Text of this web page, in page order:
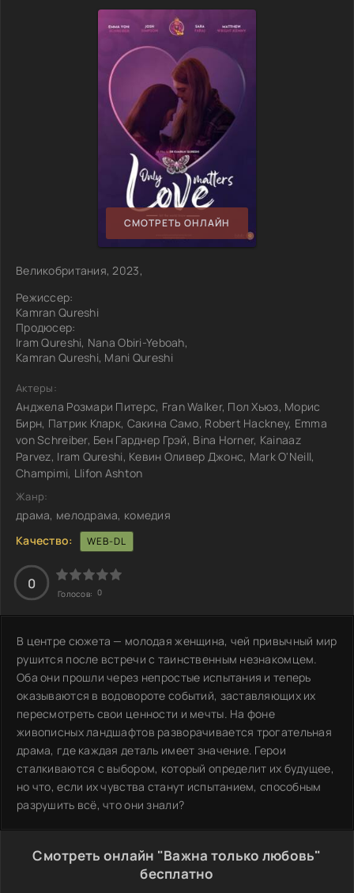
СМОТРЕТЬ ОНЛАЙН
Великобритания, 2023,
Режиссер:
Kamran Qureshi
Продюсер:
Iram Qureshi, Nana Obiri-Yeboah,
Kamran Qureshi, Mani Qureshi
Актеры:
Анджела Розмари Питерс, Fran Walker, Пол Хьюз, Морис
Бирн, Патрик Кларк, Сакина Само, Robert Hackney, Emma
von Schreiber, Бен Гарднер Грэй, Bina Horner, Kainaaz
Parvez, Iram Qureshi, Кевин Оливер Джонс, Mark O'Neill,
Champimi, Llifon Ashton
Жанр:
драма, мелодрама, комедия
Качество:
WEB-DL
0
Голосов: 0
В центре сюжета — молодая женщина, чей привычный мир
рушится после встречи с таинственным незнакомцем.
Оба они прошли через непростые испытания и теперь
оказываются в водовороте событий, заставляющих их
пересмотреть свои ценности и мечты. На фоне
живописных ландшафтов разворачивается трогательная
драма, где каждая деталь имеет значение. Герои
сталкиваются с выбором, который определит их будущее,
но что, если их чувства станут испытанием, способным
разрушить всё, что они знали?
Смотреть онлайн "Важна только любовь"
бесплатно